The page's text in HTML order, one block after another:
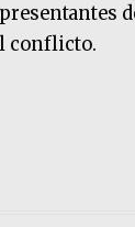
conflicto.